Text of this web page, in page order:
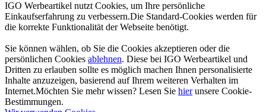
IGO Werbeartikel nutzt Cookies, um Ihre persönliche
Einkaufserfahrung zu verbessern.Die Standard-Cookies werden für
die korrekte Funktionalität der Webseite benötigt.
Sie können wählen, ob Sie die Cookies akzeptieren oder die
persönlichen Cookies ablehnen. Diese bei IGO Werbeartikel und
Dritten zu erlauben sollte es möglich machen Ihnen personalisierte
Inhalte anzuzeigen, basierend auf Ihrem weiteren Verhalten im
Internet.Möchten Sie mehr wissen? Lesen Sie hierunsere Cookie-
Bestimmungen.